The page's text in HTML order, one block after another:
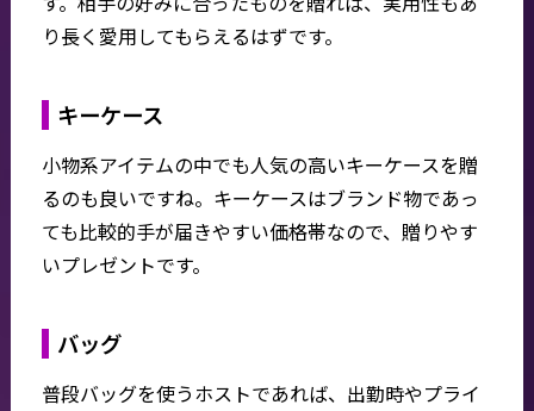
り長く愛用してもらえるはずです。
キーケース
小物系アイテムの中でも人気の高いキーケースを贈
るのも良いですね。キーケースはブランド物であっ
ても比較的手が届きやすい価格帯なので、贈りやす
いプレゼントです。
バッグ
普段バッグを使うホストであれば、出勤時やプライ